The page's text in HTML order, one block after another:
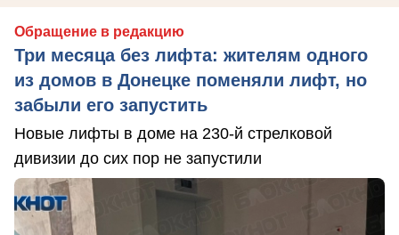
Обращение в редакцию
Три месяца без лифта: жителям одного
из домов в Донецке поменяли лифт, но
забыли его запустить
Новые лифты в доме на 230-й стрелковой
дивизии до сих пор не запустили